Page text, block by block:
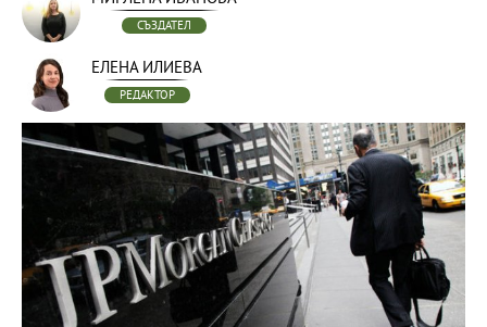
СЪЗДАТЕЛ
ЕЛЕНА ИЛИЕВА
РЕДАКТОР